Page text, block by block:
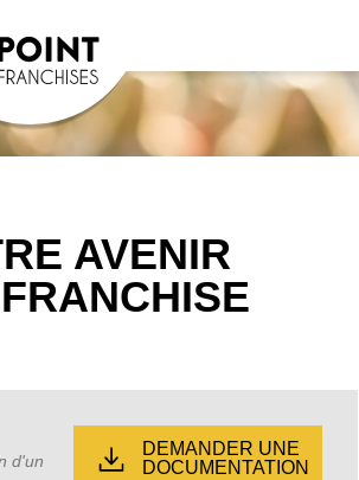
AVENIR
d'un
DEMANDER UNE
DOCUMENTATION